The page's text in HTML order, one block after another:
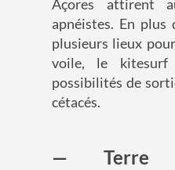
Açores attirent
apnéistes. En
plusieurs lieux
voile, le kitesurf
possibilités de
cétacés.
—